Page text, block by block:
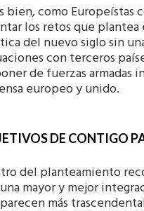
bien, como
los retos que plantea
del nuevo siglo sin
con terceros
de fuerzas
europeo y unido.
DE CONTIGO
del planteamiento
mayor y mejor
más